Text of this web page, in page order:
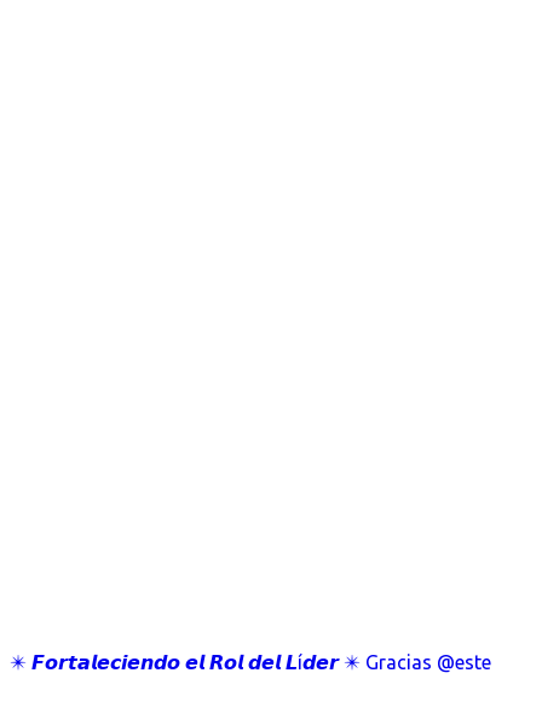
✴️ 𝙁𝙤𝙧𝙩𝙖𝙡𝙚𝙘𝙞𝙚𝙣𝙙𝙤 𝙚𝙡 𝙍𝙤𝙡 𝙙𝙚𝙡 𝙇í𝙙𝙚𝙧 ✴️ Gracias @este